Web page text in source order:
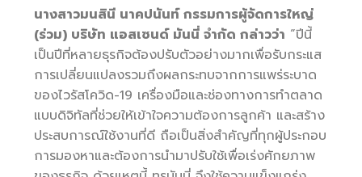
นางสาวมนสินี นาคปนันท์ กรรมการผู้จัดการใหญ่
(ร่วม) บริษัท แอสเซนด์ มันนี่ จำกัด กล่าวว่า “ปีนี้
เป็นปีที่หลายธุรกิจต้องปรับตัวอย่างมากเพื่อรับกระแส
การเปลี่ยนแปลงรวมถึงผลกระทบจากการแพร่ระบาด
ของไวรัสโควิด-19 เครื่องมือและช่องทางการทำตลาด
แบบดิจิทัลที่ช่วยให้เข้าใจความต้องการลูกค้า และสร้าง
ประสบการณ์ใช้งานที่ดี ถือเป็นสิ่งสำคัญที่ทุกผู้ประกอบ
การมองหาและต้องการนำมาปรับใช้เพื่อเร่งศักยภาพ